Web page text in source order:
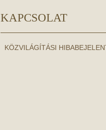
KAPCSOLAT
KÖZVILÁGÍTÁSI